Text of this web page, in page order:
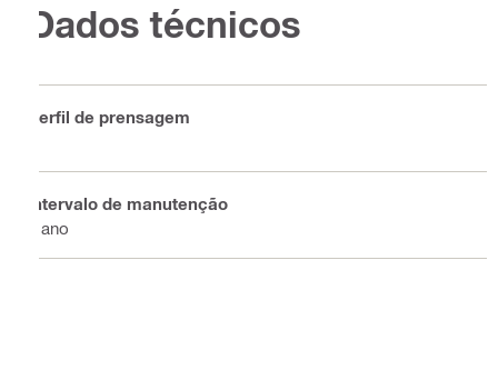
Dados técnicos
Perfil de prensagem
Intervalo de manutenção
1 ano